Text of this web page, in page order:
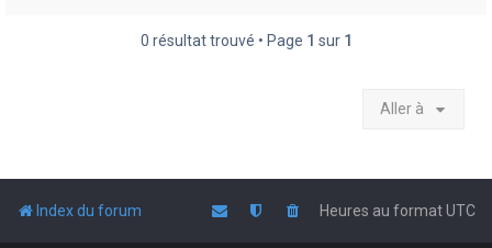
0 résultat trouvé • Page 1 sur 1
Aller à
Index du forum Heures au formatUTC